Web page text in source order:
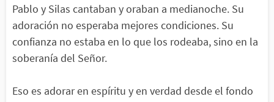
Pablo y Silas cantaban y oraban a medianoche. Su
adoración no esperaba mejores condiciones. Su
confianza no estaba en lo que los rodeaba, sino en la
soberanía del Señor.
Eso es adorar en espíritu y en verdad desde el fondo